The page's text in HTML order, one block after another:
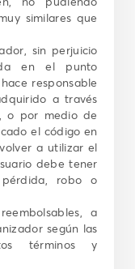
similares que
sin perjuicio
en el punto
responsable
a través
o por medio de
el código en
a utilizar el
debe tener
robo o
a
según las
términos y